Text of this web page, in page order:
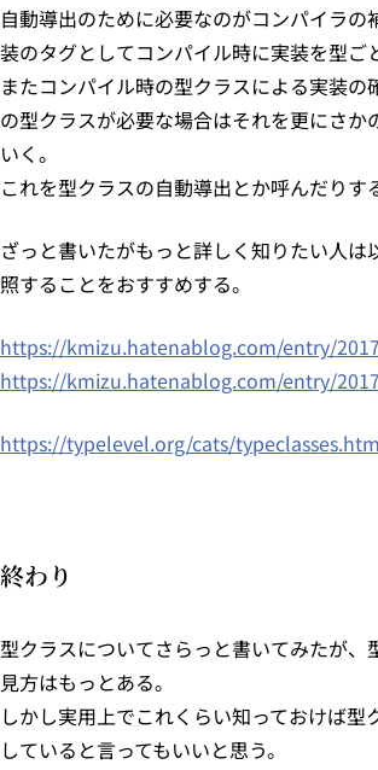
自動導出のために必要なのがコンパイラの
装のタグとしてコンパイル時に実装を型ご
またコンパイル時の型クラスによる実装の
の型クラスが必要な場合はそれを更にさか
いく。
これを型クラスの自動導出とか呼んだりす
ざっと書いたがもっと詳しく知りたい人は
照することをおすすめする。
https://kmizu.hatenablog.com/entry/
https://kmizu.hatenablog.com/entry/
https://typelevel.org/cats/
終わり
型クラスについてさらっと書いてみたが、
見方はもっとある。
しかし実用上でこれくらい知っておけば型
していると言ってもいいと思う。